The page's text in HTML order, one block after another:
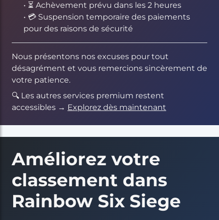
• ⏳ Achèvement prévu dans les 2 heures
• 💳 Suspension temporaire des paiements
pour des raisons de sécurité
Nous présentons nos excuses pour tout
désagrément et vous remercions sincèrement de
votre patience.
🔍 Les autres services premium restent
accessibles → Explorez dès maintenant
Améliorez votre
classement dans
Rainbow Six Siege